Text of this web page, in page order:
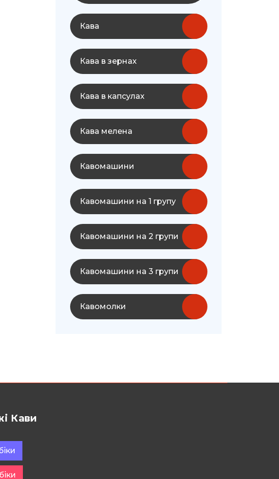
Кава
Кава в зернах
Кава в капсулах
Кава мелена
Кавомашини
Кавомашини на 1 групу
Кавомашини на 2 групи
Кавомашини на 3 групи
Кавомолки
Кави